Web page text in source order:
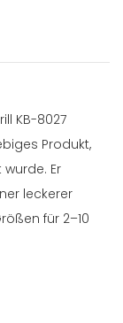
KB-8027
Produkt,
Er
leckerer
für 2–10